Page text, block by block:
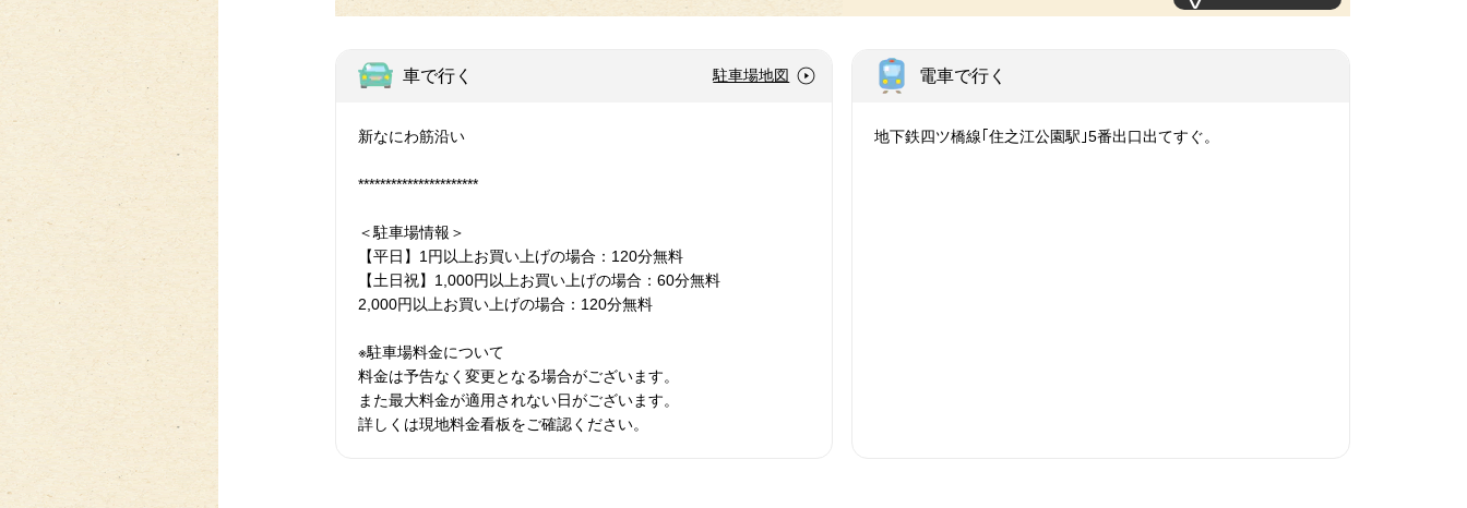
車で行く 駐車場地図
新なにわ筋沿い
**********************
＜駐車場情報＞
【平日】1円以上お買い上げの場合：120分無料
【土日祝】1,000円以上お買い上げの場合：60分無料
2,000円以上お買い上げの場合：120分無料
※駐車場料金について
料金は予告なく変更となる場合がございます。
また最大料金が適用されない日がございます。
詳しくは現地料金看板をご確認ください。
電車で行く
地下鉄四ツ橋線｢住之江公園駅｣5番出口出てすぐ。